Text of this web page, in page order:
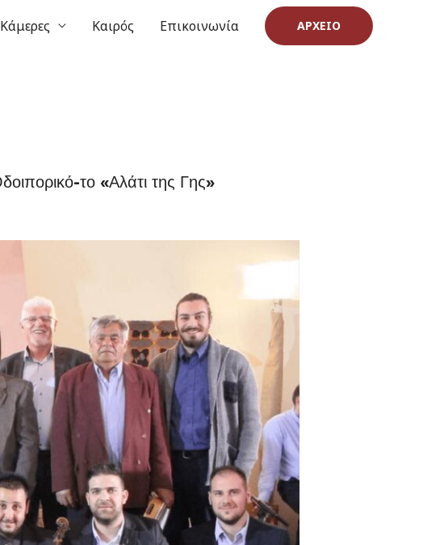
Κάμερες Καιρός Επικοινωνία ΑΡΧΕΊΟ
το «Αλάτι της Γης»